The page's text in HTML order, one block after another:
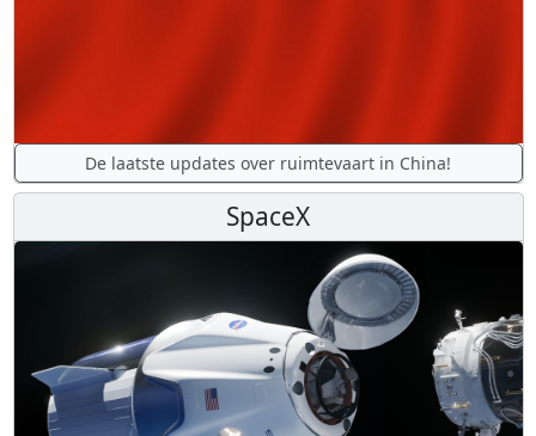
De laatste updates over ruimtevaart in China!
SpaceX